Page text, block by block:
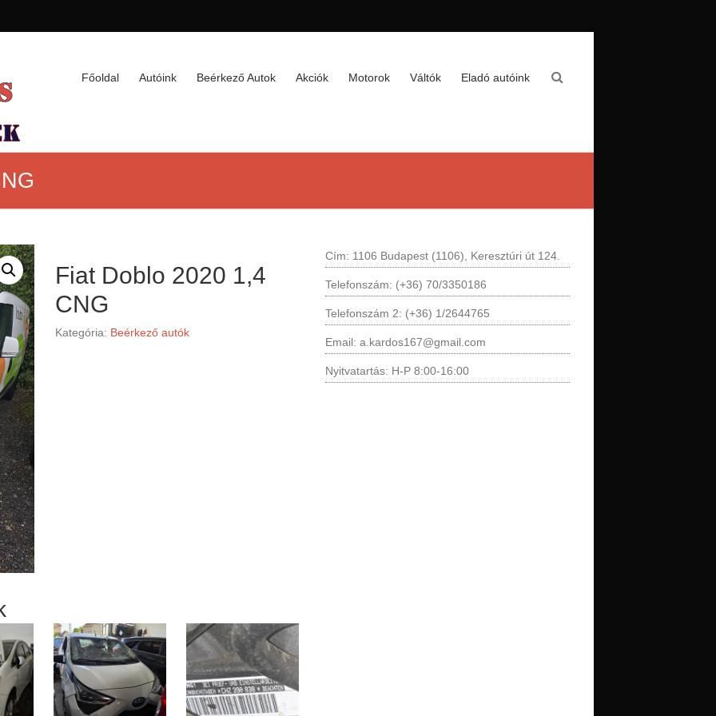
Főoldal Autóink Beérkező Autok Akciók Motorok Váltók Eladó autóink
Fiat Doblo 2020 1,4
CNG
Kategória: Beérkező autók
Cím: 1106 Budapest (1106), Keresztúri út 124.
Telefonszám: (+36) 70/3350186
Telefonszám 2: (+36) 1/2644765
Email: a.kardos167@gmail.com
Nyitvatartás: H-P 8:00-16:00